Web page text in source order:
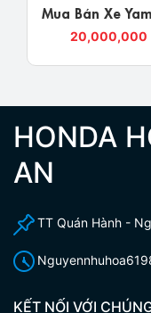
Mua Bán Xe
Exciter 150
Kiểng Full Mới
Nghệ An Giá
20,000,000
HONDA
AN
TT Quán Hành -
KẾT NỐI VỚI